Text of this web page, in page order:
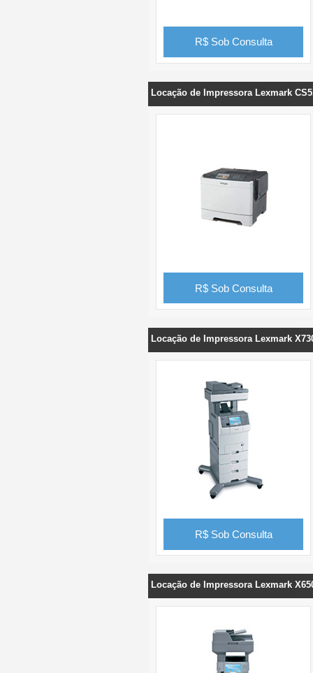
R$ Sob Consulta
Locação de Impressora Lexmark
R$ Sob Consulta
Locação de Impressora Lexmark
R$ Sob Consulta
Locação de Impressora Lexmark